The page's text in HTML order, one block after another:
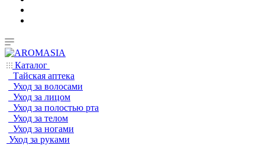
Каталог
Тайская аптека
Уход за волосами
Уход за лицом
Уход за полостью рта
Уход за телом
Уход за ногами
Уход за руками